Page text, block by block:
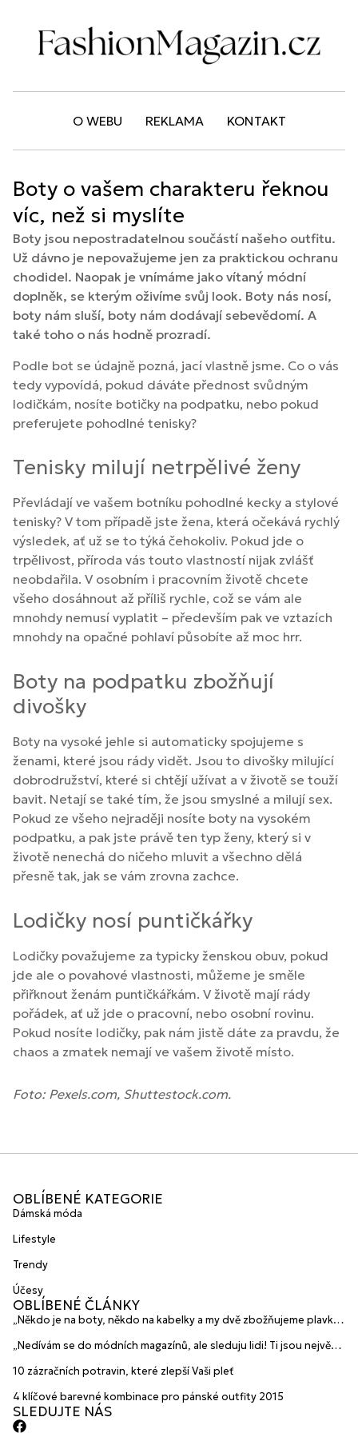
O WEBU REKLAMA KONTAKT
Boty o vašem charakteru řeknou
víc, než si myslíte
Boty jsou nepostradatelnou součástí našeho outfitu.
Už dávno je nepovažujeme jen za praktickou ochranu
chodidel. Naopak je vnímáme jako vítaný módní
doplněk, se kterým oživíme svůj look. Boty nás nosí,
boty nám sluší, boty nám dodávají sebevědomí. A
také toho o nás hodně prozradí.
Podle bot se údajně pozná, jací vlastně jsme. Co o vás
tedy vypovídá, pokud dáváte přednost svůdným
lodičkám, nosíte botičky na podpatku, nebo pokud
preferujete pohodlné tenisky?
Tenisky milují netrpělivé ženy
Převládají ve vašem botníku pohodlné kecky a stylové
tenisky? V tom případě jste žena, která očekává rychlý
výsledek, ať už se to týká čehokoliv. Pokud jde o
trpělivost, příroda vás touto vlastností nijak zvlášť
neobdařila. V osobním i pracovním životě chcete
všeho dosáhnout až příliš rychle, což se vám ale
mnohdy nemusí vyplatit – především pak ve vztazích
mnohdy na opačné pohlaví působíte až moc hrr.
Boty na podpatku zbožňují
divošky
Boty na vysoké jehle si automaticky spojujeme s
ženami, které jsou rády vidět. Jsou to divošky milující
dobrodružství, které si chtějí užívat a v životě se touží
bavit. Netají se také tím, že jsou smyslné a milují sex.
Pokud ze všeho nejraději nosíte boty na vysokém
podpatku, a pak jste právě ten typ ženy, který si v
životě nenechá do ničeho mluvit a všechno dělá
přesně tak, jak se vám zrovna zachce.
Lodičky nosí puntičkářky
Lodičky považujeme za typicky ženskou obuv, pokud
jde ale o povahové vlastnosti, můžeme je směle
přiřknout ženám puntičkářkám. V životě mají rády
pořádek, ať už jde o pracovní, nebo osobní rovinu.
Pokud nosíte lodičky, pak nám jistě dáte za pravdu, že
chaos a zmatek nemají ve vašem životě místo.
Foto: Pexels.com, Shuttestock.com.
OBLÍBENÉ KATEGORIE
Dámská móda
Lifestyle
Trendy
Účesy
OBLÍBENÉ ČLÁNKY
„Někdo je na boty, někdo na kabelky a my dvě zbožňujeme plavky“
HANAJANA Swimwear
„Nedívám se do módních magazínů, ale sleduju lidi! Ti jsou největší
10 zázračních potravin, které zlepší Vaši pleť
4 klíčové barevné kombinace pro pánské outfity 2015
SLEDUJTE NÁS